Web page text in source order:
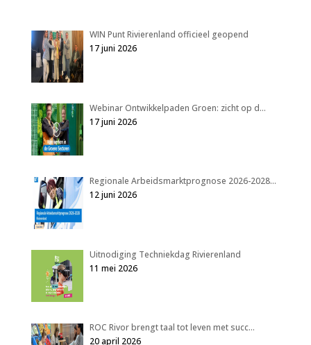
WIN Punt Rivierenland officieel geopend
17 juni 2026
Webinar Ontwikkelpaden Groen: zicht op d…
17 juni 2026
Regionale Arbeidsmarktprognose 2026-2028…
12 juni 2026
Uitnodiging Techniekdag Rivierenland
11 mei 2026
ROC Rivor brengt taal tot leven met succ…
20 april 2026